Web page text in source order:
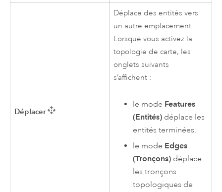
Déplacer
Déplace des entités vers
un autre emplacement.
Lorsque vous activez la
topologie de carte, les
onglets suivants
s’affichent :
le mode Features
(Entités) déplace les
entités terminées.
le mode Edges
(Tronçons) déplace
les tronçons
topologiques de